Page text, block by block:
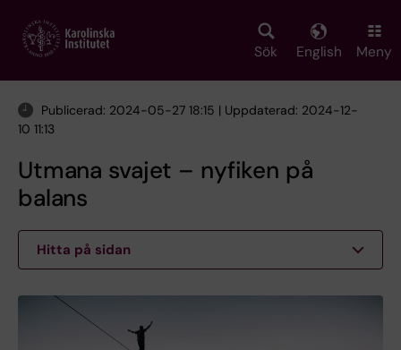
main
Sök English Meny
Publicerad: 2024-05-27 18:15 | Uppdaterad: 2024-12-
10 11:13
Utmana svajet – nyfiken på
balans
Hitta på sidan